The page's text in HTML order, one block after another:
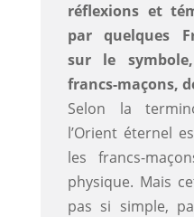
réflexions et
par quelques
sur le
francs-maçons,
Selon la
l’Orient éternel
les francs-
physique. Mais
pas si simple,